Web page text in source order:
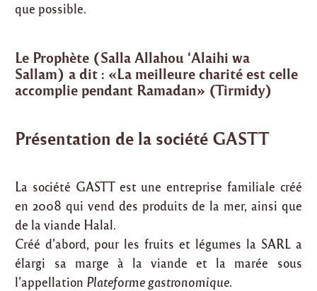
que possible.
Le Prophète (Salla Allahou ‘Alaihi wa
Sallam) a dit : «La meilleure charité est celle
accomplie pendant Ramadan» (Tirmidy)
Présentation de la société GASTT
La société GASTT est une entreprise familiale créé
en 2008 qui vend des produits de la mer, ainsi que
de la viande Halal.
Créé d’abord, pour les fruits et légumes la SARL a
élargi sa marge à la viande et la marée sous
l’appellation Plateforme gastronomique.